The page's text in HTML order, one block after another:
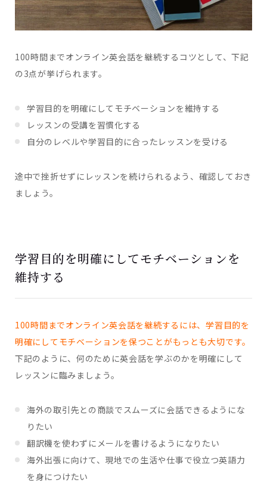
100時間までオンライン英会話を継続するコツとして、下記
の3点が挙げられます。
学習目的を明確にしてモチベーションを維持する
レッスンの受講を習慣化する
自分のレベルや学習目的に合ったレッスンを受ける
途中で挫折せずにレッスンを続けられるよう、確認しておき
ましょう。
学習目的を明確にしてモチベーションを
維持する
100時間までオンライン英会話を継続するには、学習目的を
明確にしてモチベーションを保つことがもっとも大切です。
下記のように、何のために英会話を学ぶのかを明確にして
レッスンに臨みましょう。
海外の取引先との商談でスムーズに会話できるようにな
りたい
翻訳機を使わずにメールを書けるようになりたい
海外出張に向けて、現地での生活や仕事で役立つ英語力
を身につけたい